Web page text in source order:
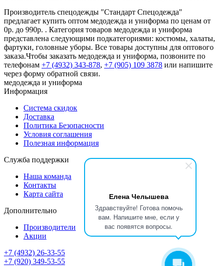
Елена Челышева
Здравствуйте! Готова помочь
вам. Напишите мне, если у
вас появятся вопросы.
Производитель спецодежды "Стандарт Спецодежда"
предлагает купить оптом медодежда и униформа по ценам от
0р. до 990р. . Категория товаров медодежда и униформа
представлена следующими подкатегориями: костюмы, халаты,
фартуки, головные уборы. Все товары доступны для оптового
заказа.Чтобы заказать медодежда и униформа, позвоните по
телефонам +7 (4932) 343-878, +7 (905) 109 3878 или напишите
через форму обратной связи.
медодежда и униформа
Информация
Система скидок
Доставка
Политика Безопасности
Условия соглашения
Полезная информация
Служба поддержки
Наша команда
Контакты
Карта сайта
Дополнительно
Производители
Акции
+7 (4932) 26-33-55
+7 (920) 349-53-55